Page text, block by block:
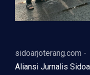
sidoarjoterang.com -
Aliansi Jurnalis